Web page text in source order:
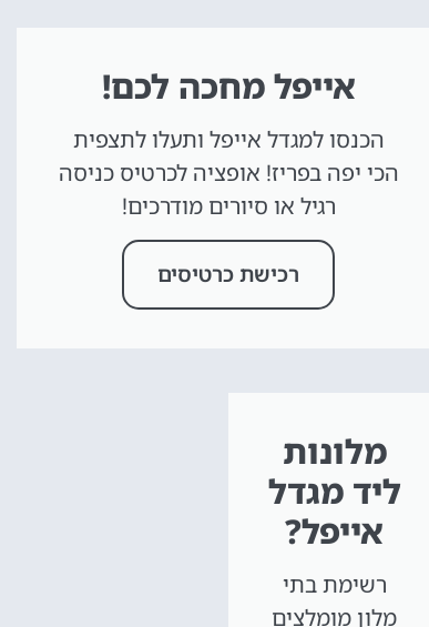
אייפל מחכה לכם!
הכנסו למגדל אייפל ותעלו לתצפית
הכי יפה בפריז! אופציה לכרטיס כניסה
רגיל או סיורים מודרכים!
רכישת כרטיסים
מלונות
ליד מגדל
אייפל?
רשימת בתי
מלון מומלצים